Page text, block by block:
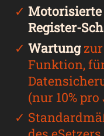
Motorisierte
Register-
Wartungzur
Funktion,
(nur 10%